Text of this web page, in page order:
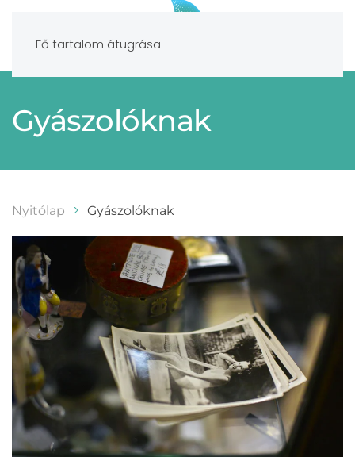
Fő tartalom átugrása
Gyászolóknak
Nyitólap Gyászolóknak